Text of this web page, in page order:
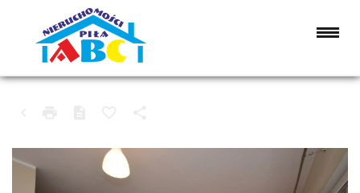
WĄGROWIEC
MIESZKANIE NA SPRZEDAŻ